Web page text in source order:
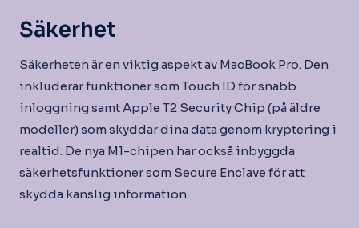
Säkerhet
Säkerheten är en viktig aspekt av MacBook Pro. Den
inkluderar funktioner som Touch ID för snabb
inloggning samt Apple T2 Security Chip (på äldre
modeller) som skyddar dina data genom kryptering i
realtid. De nya M1-chipen har också inbyggda
säkerhetsfunktioner som Secure Enclave för att
skydda känslig information.